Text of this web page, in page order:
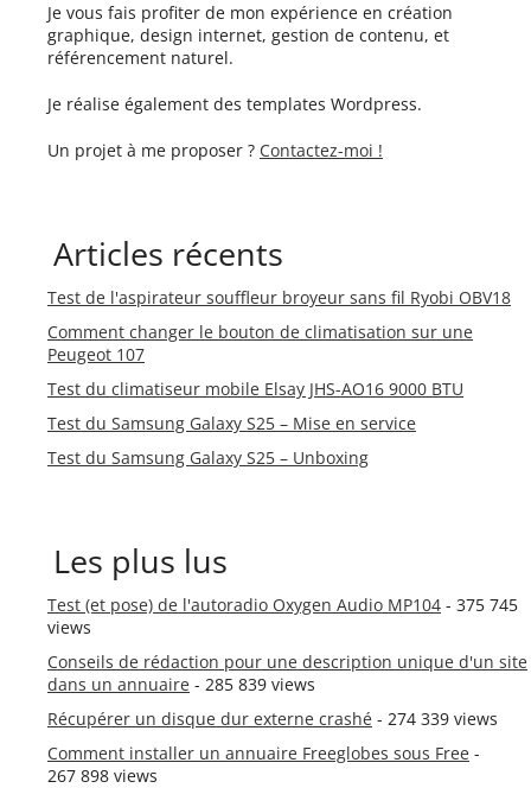
Je vous fais profiter de mon expérience en création
graphique, design internet, gestion de contenu, et
référencement naturel.
Je réalise également des templates Wordpress.
Un projet à me proposer ? Contactez-moi !
Articles récents
Test de l'aspirateur souffleur broyeur sans fil Ryobi OBV18
Comment changer le bouton de climatisation sur une
Peugeot 107
Test du climatiseur mobile Elsay JHS-AO16 9000 BTU
Test du Samsung Galaxy S25 – Mise en service
Test du Samsung Galaxy S25 – Unboxing
Les plus lus
Test (et pose) de l'autoradio Oxygen Audio MP104 - 375 745
views
Conseils de rédaction pour une description unique d'un site
dans un annuaire - 285 839 views
Récupérer un disque dur externe crashé - 274 339 views
Comment installer un annuaire Freeglobes sous Free -
267 898 views